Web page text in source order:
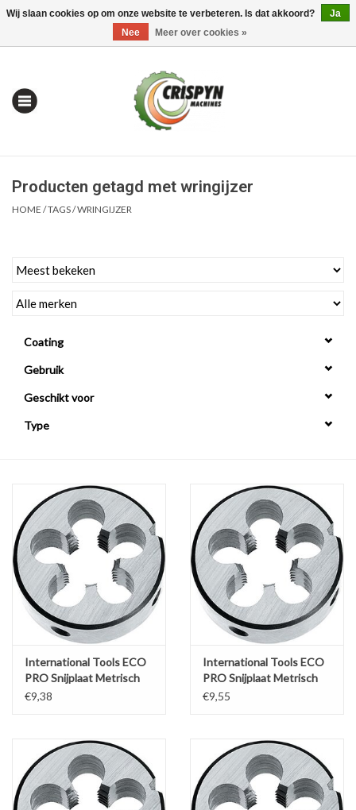
0 Artikelen - €0,00 Mijn account / Registreren
| Alles om te Meten |
Alles om te Boren |
Alles om te Frezen |
Alles om te Zagen |
Alles om te Lassen |
Schroefdraad snijden |
Veiligheid |
Verspaanbaar materiaal |
Varia |
Werkplaatsinrichting |
Machines |
Producten getagd met wringijzer
HOME /TAGS/WRINGIJZER
Coating
Gebruik
Geschikt voor
Type
International Tools ECO
PRO Snijplaat Metrisch
Fijn
€9,38
International Tools ECO
PRO Snijplaat Metrisch
€9,55
Wij slaan cookies op om onze website te verbeteren. Is dat akkoord?
Ja
Nee
Meer over cookies »